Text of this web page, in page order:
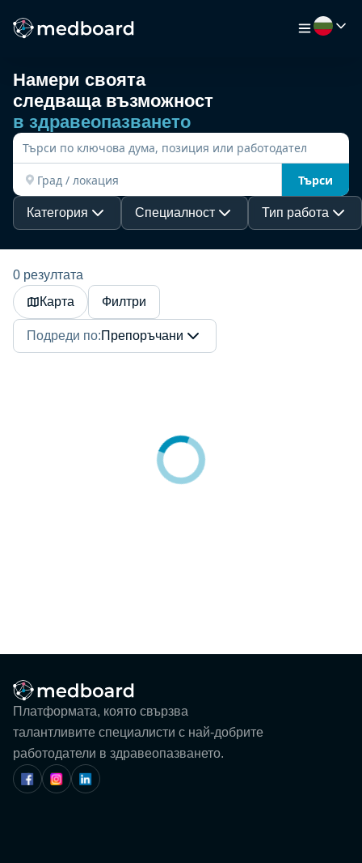
НАЧАЛО
РАБОТА
КАРТА
ВИДЕО
РЕСУРСИ
Потребител
Намери своята
следваща възможност
в здравеопазването
Търси
Категория Специалност Тип работа
0 резултата
Карта
Филтри
Подреди по:Препоръчани
Платформата, която свързва
талантливите специалисти с най-добрите
работодатели в здравеопазването.